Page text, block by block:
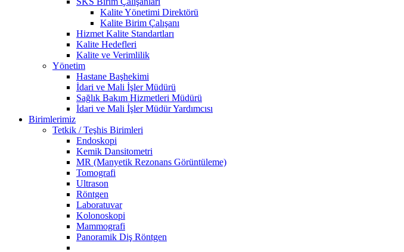
Kalite Yönetimi Direktörü
Kalite Birim Çalışanı
Hizmet Kalite Standartları
Kalite Hedefleri
Kalite ve Verimlilik
Yönetim
Hastane Başhekimi
İdari ve Mali İşler Müdürü
Sağlık Bakım Hizmetleri Müdürü
İdari ve Mali İşler Müdür Yardımcısı
Birimlerimiz
Tetkik / Teşhis Birimleri
Endoskopi
Kemik Dansitometri
MR (Manyetik Rezonans Görüntüleme)
Tomografi
Ultrason
Röntgen
Laboratuvar
Kolonoskopi
Mammografi
Panoramik Diş Röntgen